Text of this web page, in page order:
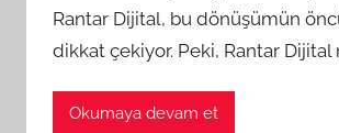
Rantar Dijital, bu dönüşümün
dikkat çekiyor. Peki, Rantar Dijital
Okumaya devam et